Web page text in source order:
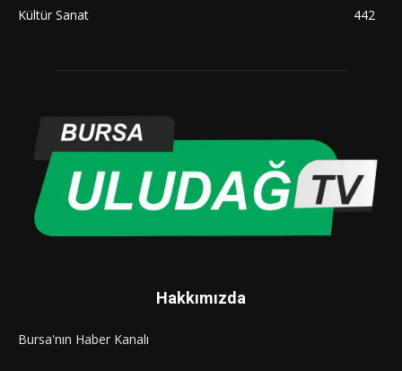
Kültür Sanat
442
Hakkımızda
Bursa'nın Haber Kanalı